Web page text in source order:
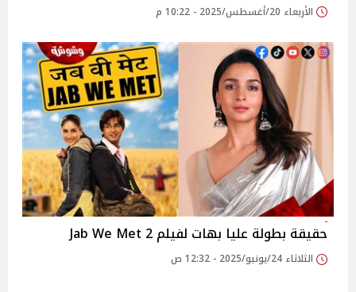
الأربعاء 20/أغسطس/2025 - 10:22 م
حقيقة بطولة عليا بهات لفيلم Jab We Met 2
الثلاثاء 24/يونيو/2025 - 12:32 ص